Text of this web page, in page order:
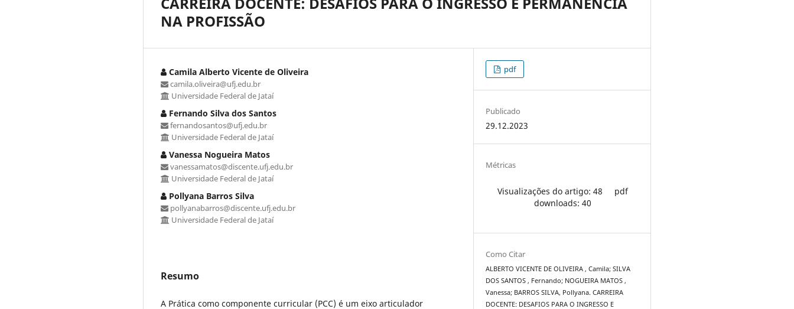
NA PROFISSÃO
Camila Alberto Vicente de Oliveira
camila.oliveira@ufj.edu.br
Universidade Federal de Jataí
Fernando Silva dos Santos
fernandosantos@ufj.edu.br
Universidade Federal de Jataí
Vanessa Nogueira Matos
vanessamatos@discente.ufj.edu.br
Universidade Federal de Jataí
Pollyana Barros Silva
pollyanabarros@discente.ufj.edu.br
Universidade Federal de Jataí
Resumo
A Prática como componente curricular (PCC) é um eixo articulador
pdf
Publicado
29.12.2023
Métricas
Visualizações do artigo: 48
pdf
downloads: 40
Como Citar
ALBERTO VICENTE DE OLIVEIRA , Camila; SILVA
DOS SANTOS , Fernando; NOGUEIRA MATOS ,
Vanessa; BARROS SILVA, Pollyana. CARREIRA
DOCENTE: DESAFIOS PARA O INGRESSO E